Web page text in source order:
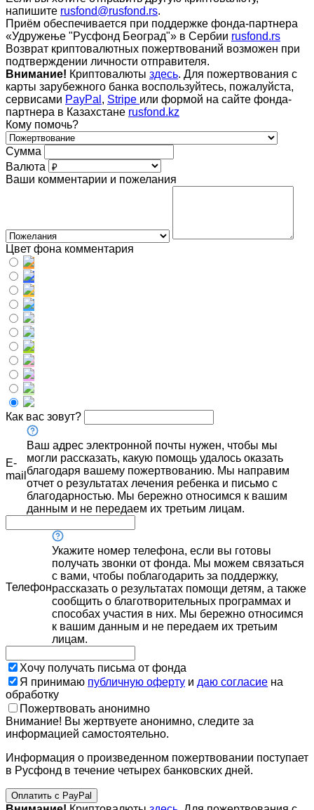
напишите rusfond@rusfond.rs.
Приём обеспечивается при поддержке фонда-партнера
«Удружење "Русфонд Београд"» в Сербии rusfond.rs
Возврат криптовалютных пожертвований возможен при
подтверждении личности отправителя.
Внимание! Криптовалюты здесь. Для пожертвования с
карты зарубежного банка воспользуйтесь, пожалуйста,
сервисами PayPal , Stripe или формой на сайте фонда-
партнера в Казахстане rusfond.kz
Кому помочь?
Сумма
Валюта
Ваши комментарии и пожелания
Цвет фона комментария
Как вас зовут?
E-
mail
Ваш адрес электронной почты нужен, чтобы мы
могли рассказать, какую помощь удалось оказать
благодаря вашему пожертвованию. Мы направим
отчет о результатах лечения ребенка и письмо с
благодарностью. Мы бережно относимся к вашим
данным и не передаем их третьим лицам.
Телефон
Укажите номер телефона, если вы готовы
получать звонки от фонда. Мы можем связаться
с вами, чтобы поблагодарить за поддержку,
рассказать о результатах помощи детям, а также
сообщить о благотворительных программах и
способах участия в них. Мы бережно относимся
к вашим данным и не передаем их третьим
лицам.
Хочу получать письма от фонда
Я принимаю публичную оферту и даю согласие на
обработку
Пожертвовать анонимно
Внимание! Вы жертвуете анонимно, следите за
информацией самостоятельно.
Информация о произведенном пожертвовании поступает
в Русфонд в течение четырех банковских дней.
Оплатить с PayPal